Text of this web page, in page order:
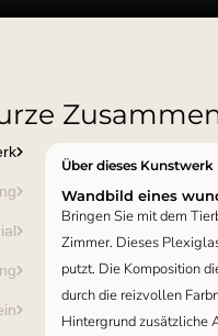
Über dieses Kunstwerk
Wandbild eines
Bringen Sie mit dem
Zimmer. Dieses
putzt. Die Komposition
durch die reizvollen
Hintergrund zusätzliche